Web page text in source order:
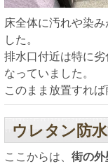
床全体に汚れや染
した。
排水口付近は特に
なっていました。
このまま放置すれ
ウレタン防
ここからは、 街の外